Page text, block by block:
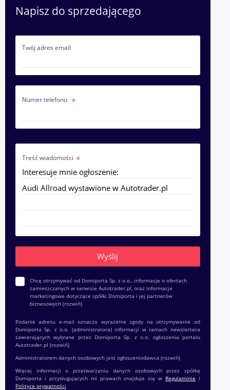
Napisz do sprzedającego
Twój adres email
Numer telefonu
Treść wiadomości
Chcę otrzymywać od Domiporta Sp. z o.o., informacje o ofertach
zamieszczanych w serwisie Autotrader.pl, oraz informacje
marketingowe dotyczące spółki Domiporta i jej partnerów
biznesowych (rozwiń)
Podanie adresu e-mail oznacza wyrażenie zgody na otrzymywanie od
Domiporta Sp. z o.o. (administratora) informacji w ramach newslettera
zawierających wybrane przez Domiporta Sp. z o.o. ogłoszenia portalu
Autotrader.pl (rozwiń)
Administratorem danych osobowych jest ogłoszeniodawca (rozwiń)
Więcej informacji o przetwarzaniu danych osobowych przez spółkę
Domiporta i przysługujących mi prawach znajduje się w Regulaminie i
Polityce prywatności